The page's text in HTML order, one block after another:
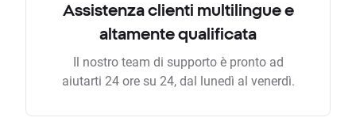
Assistenza clienti multilingue e
altamente qualificata
Il nostro team di supporto è pronto ad
aiutarti 24 ore su 24, dal lunedì al venerdì.